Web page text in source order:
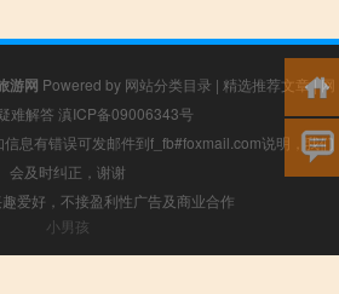
游网 Powered by 网站分类目录 | 精选推荐文章|网
难解答 滇ICP备09006343号
息有错误可发邮件到f_fb#foxmail.com说明，我们
会及时纠正，谢谢
爱好，不接盈利性广告及商业合作
小男孩